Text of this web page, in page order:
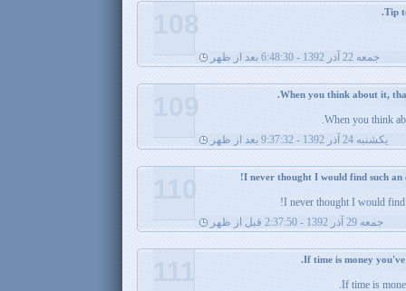
جمعه 22 آذر 1392 - 6:48:30 بعد از ظهر
108
When you think
يکشنبه 24 آذر 1392 - 9:37:32 بعد از ظهر
109
I never thought I would find
جمعه 29 آذر 1392 - 2:37:50 قبل از ظهر
110
If time is